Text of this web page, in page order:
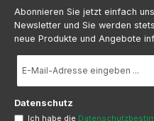
Abonnieren Sie jetzt einfach
Newsletter und Sie werden
neue Produkte und Angebote
Mail-
Datenschutz
Ich habe die